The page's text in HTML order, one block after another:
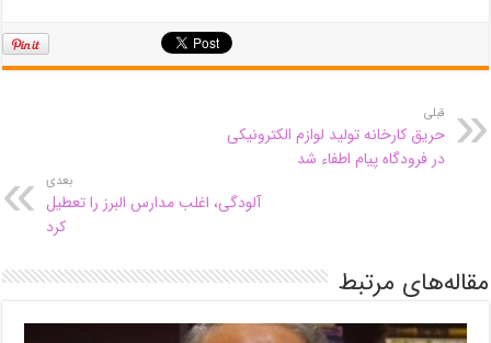
قبلی
حریق کارخانه تولید لوازم الکترونیکی
در فرودگاه پیام اطفاء شد
بعدی
آلودگی، اغلب مدارس البرز را تعطیل
کرد
مقاله‌های مرتبط